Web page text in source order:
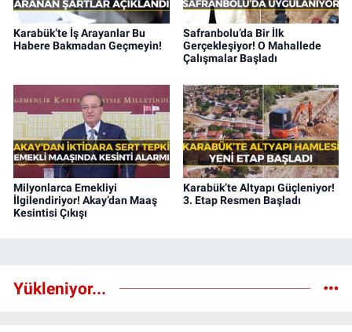
Karabük’te İş Arayanlar Bu
Habere Bakmadan Geçmeyin!
Safranbolu’da Bir İlk
Gerçekleşiyor! O Mahallede
Çalışmalar Başladı
Milyonlarca Emekliyi
İlgilendiriyor! Akay’dan Maaş
Kesintisi Çıkışı
Karabük’te Altyapı Güçleniyor!
3. Etap Resmen Başladı
Yükleniyor...